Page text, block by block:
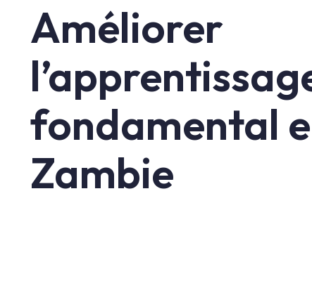
Améliorer
fondamental
Zambie